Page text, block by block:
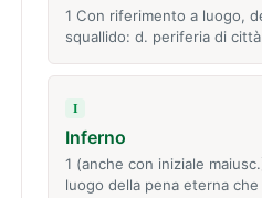
1 Con riferimento a luogo,
squallido: d. periferia di
I
Inferno
1 (anche con iniziale
luogo della pena eterna